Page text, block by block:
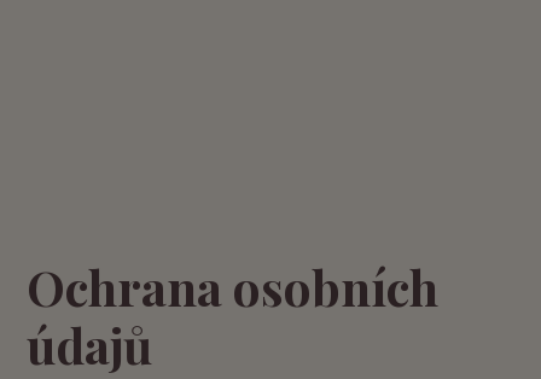
Ochrana osobních
údajů